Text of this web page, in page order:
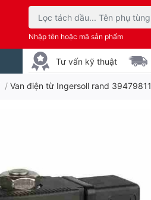
Nhập tên hoặc mã sản phẩm
Tư vấn kỹ thuật
/ Van điện từ Ingersoll rand 39479811